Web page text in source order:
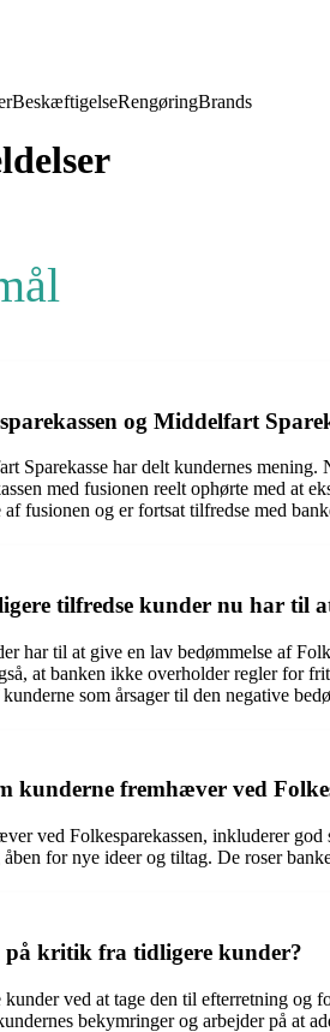
BeskæftigelseRengøringBrands
og Middelfart
Sparekasse har delt kundernes
med fusionen reelt ophørte med
fusionen og er fortsat tilfredse med
tilfredse kunder nu har til
har til at give en lav bedømmelse af
at banken ikke overholder regler for
som årsager til den negative
kunderne fremhæver ved
ved Folkesparekassen, inkluderer
for nye ideer og tiltag. De roser
på kritik fra tidligere kunder?
ved at tage den til efterretning
bekymringer og arbejder på at